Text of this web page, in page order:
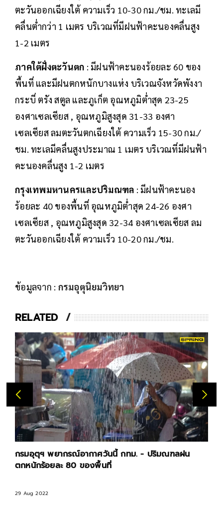
ตะวันออกเฉียงใต้ ความเร็ว 10-30 กม./ชม. ทะเลมี
คลื่นต่ำกว่า 1 เมตร บริเวณที่มีฝนฟ้าคะนองคลื่นสูง
1-2 เมตร
ภาคใต้ฝั่งตะวันตก : มีฝนฟ้าคะนองร้อยละ 60 ของ
พื้นที่ และมีฝนตกหนักบางแห่ง บริเวณจังหวัดพังงา
กระบี่ ตรัง สตูล และภูเก็ต อุณหภูมิต่ำสุด 23-25
องศาเซลเซียส , อุณหภูมิสูงสุด 31-33 องศา
เซลเซียส ลมตะวันตกเฉียงใต้ ความเร็ว 15-30 กม./
ชม. ทะเลมีคลื่นสูงประมาณ 1 เมตร บริเวณที่มีฝนฟ้า
คะนองคลื่นสูง 1-2 เมตร
กรุงเทพมหานครและปริมณฑล : มีฝนฟ้าคะนอง
ร้อยละ 40 ของพื้นที่ อุณหภูมิต่ำสุด 24-26 องศา
เซลเซียส , อุณหภูมิสูงสุด 32-34 องศาเซลเซียส ลม
ตะวันออกเฉียงใต้ ความเร็ว 10-20 กม./ชม.
ข้อมูลจาก : กรมอุตุนิยมวิทยา
RELATED
กรมอุตุฯ พยากรณ์อากาศวันนี้ กทม. - ปริมณฑลฝน
ตกหนักร้อยละ 80 ของพื้นที่
29 Aug 2022